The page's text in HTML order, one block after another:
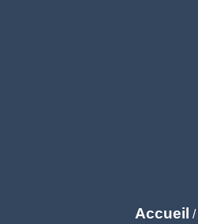
Accueil /